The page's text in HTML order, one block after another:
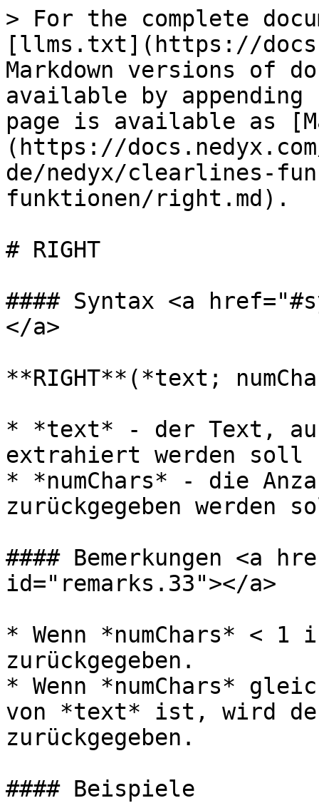
> For the complete
[llms.txt](https://
Markdown versions of
available by
page is available as
(https://
de/nedyx/clearlines-
funktionen/right.md).
# RIGHT
#### Syntax <a
</a>
**RIGHT**(*text;
* *text* - der Text,
extrahiert werden
* *numChars* - die
zurückgegeben
#### Bemerkungen <a
id="remarks.33"></a>
* Wenn *numChars* <
zurückgegeben.
* Wenn *numChars*
von *text* ist, wird der
zurückgegeben.
#### Beispiele